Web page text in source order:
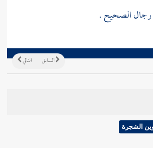
رجال الصحيح .
التالي السابق
الشجرة